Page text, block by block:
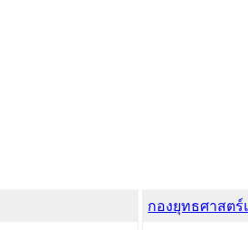
กองยุทธศาสต